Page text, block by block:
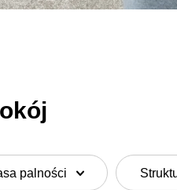
palności